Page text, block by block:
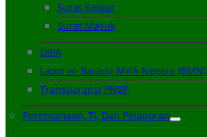
Surat Keluar
Surat Masuk
DIPA
Laporan Barang Milik Negara (BMN)
Transparansi PNBP
Perencanaan, TI, Dan Pelaporan